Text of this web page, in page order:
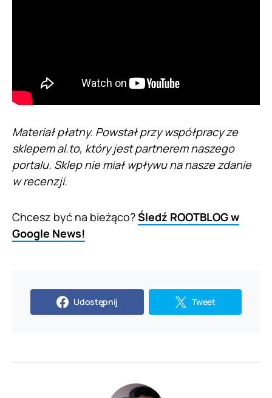
Materiał płatny. Powstał przy współpracy ze
sklepem al.to, który jest partnerem naszego
portalu. Sklep nie miał wpływu na nasze zdanie
w recenzji.
Chcesz być na bieżąco?Śledź ROOTBLOG w
Google News!
Udostępnij Tweet